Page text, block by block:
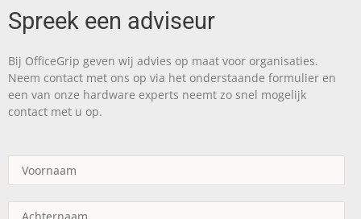
Spreek een adviseur
Bij OfficeGrip geven wij advies op maat voor organisaties.
Neem contact met ons op via het onderstaande formulier en
een van onze hardware experts neemt zo snel mogelijk
contact met u op.